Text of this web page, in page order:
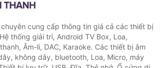
chuyên cung cấp thông tin giá cả các thiết bị
thống giải trí, Android TV Box, Loa,
Âm-li, DAC, Karaoke. Các thiết bị âm
không dây, bluetooth, Loa, Micro, máy